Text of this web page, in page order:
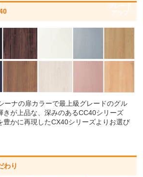
グレード
アップ
ーナの扉カラーで最上級グレードのグル
きが上品な、深みのあるCC40シリーズ
豊かに再現したCX40シリーズよりお選び
わり